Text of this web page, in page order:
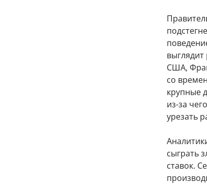
США,
со
крупные
из-за
урезать
сыграть
ставок.